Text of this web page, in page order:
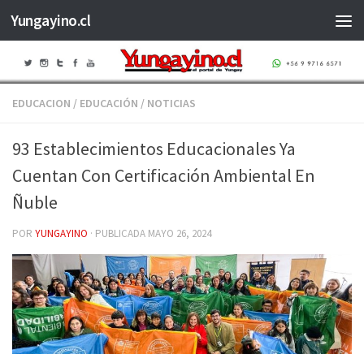
Saltar al contenido
Yungayino.cl
EDUCACION / EDUCACIÓN / NOTICIAS
93 Establecimientos Educacionales Ya
Cuentan Con Certificación Ambiental En
Ñuble
POR YUNGAYINO · PUBLICADA MAYO 26, 2024